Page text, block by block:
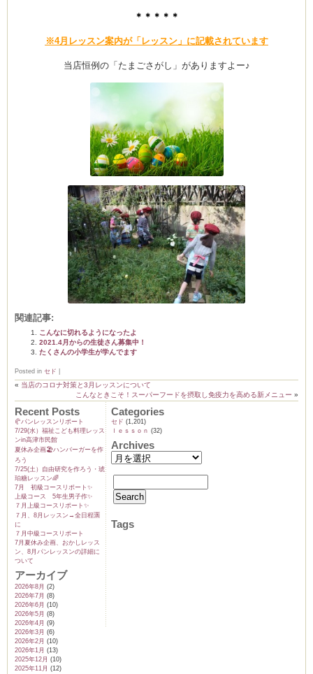
＊＊＊＊＊
※4月レッスン案内が「レッスン」に記載されています
当店恒例の「たまごさがし」がありますよー♪
関連記事:
こんなに切れるようになったよ
2021.4月からの生徒さん募集中！
たくさんの小学生が学んでます
Posted in セド
« 当店のコロナ対策と3月レッスンについて
こんなときこそ！スーパーフードを摂取し免疫力を高める新メニュー »
Recent Posts
🥐パンレッスンリポート
7/29(水）福祉こども料理レッス
ンin高津市民館
夏休み企画🏖️ハンバーガーを作
ろう
7/25(土）自由研究を作ろう・琥
珀糖レッスン🌈
7月 初級コースリポート✨️
上級コース 5年生男子作✨️
７月上級コースリポート✨️
７月、8月レッスン→全日程🈵
に
７月中級コースリポート
7月夏休み企画、おかしレッス
ン、8月パンレッスンの詳細に
ついて
アーカイブ
2026年8月 (2)
2026年7月 (8)
2026年6月 (10)
2026年5月 (8)
2026年4月 (9)
2026年3月 (6)
2026年2月 (10)
2026年1月 (13)
2025年12月 (10)
2025年11月 (12)
Categories
セド (1,201)
ｌｅｓｓｏｎ (32)
Archives
Tags